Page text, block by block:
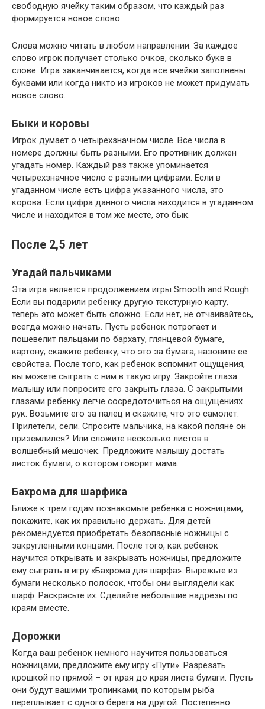
свободную ячейку таким образом, что каждый раз
формируется новое слово.
Слова можно читать в любом направлении. За каждое
слово игрок получает столько очков, сколько букв в
слове. Игра заканчивается, когда все ячейки заполнены
буквами или когда никто из игроков не может придумать
новое слово.
Быки и коровы
Игрок думает о четырехзначном числе. Все числа в
номере должны быть разными. Его противник должен
угадать номер. Каждый раз также упоминается
четырехзначное число с разными цифрами. Если в
угаданном числе есть цифра указанного числа, это
корова. Если цифра данного числа находится в угаданном
числе и находится в том же месте, это бык.
После 2,5 лет
Угадай пальчиками
Эта игра является продолжением игры Smooth and Rough.
Если вы подарили ребенку другую текстурную карту,
теперь это может быть сложно. Если нет, не отчаивайтесь,
всегда можно начать. Пусть ребенок потрогает и
пошевелит пальцами по бархату, глянцевой бумаге,
картону, скажите ребенку, что это за бумага, назовите ее
свойства. После того, как ребенок вспомнит ощущения,
вы можете сыграть с ним в такую ​​игру. Закройте глаза
малышу или попросите его закрыть глаза. С закрытыми
глазами ребенку легче сосредоточиться на ощущениях
рук. Возьмите его за палец и скажите, что это самолет.
Прилетели, сели. Спросите мальчика, на какой поляне он
приземлился? Или сложите несколько листов в
волшебный мешочек. Предложите малышу достать
листок бумаги, о котором говорит мама.
Бахрома для шарфика
Ближе к трем годам познакомьте ребенка с ножницами,
покажите, как их правильно держать. Для детей
рекомендуется приобретать безопасные ножницы с
закругленными концами. После того, как ребенок
научится открывать и закрывать ножницы, предложите
ему сыграть в игру «Бахрома для шарфа». Вырежьте из
бумаги несколько полосок, чтобы они выглядели как
шарф. Раскрасьте их. Сделайте небольшие надрезы по
краям вместе.
Дорожки
Когда ваш ребенок немного научится пользоваться
ножницами, предложите ему игру «Пути». Разрезать
крошкой по прямой – от края до края листа бумаги. Пусть
они будут вашими тропинками, по которым рыба
переплывает с одного берега на другой. Постепенно